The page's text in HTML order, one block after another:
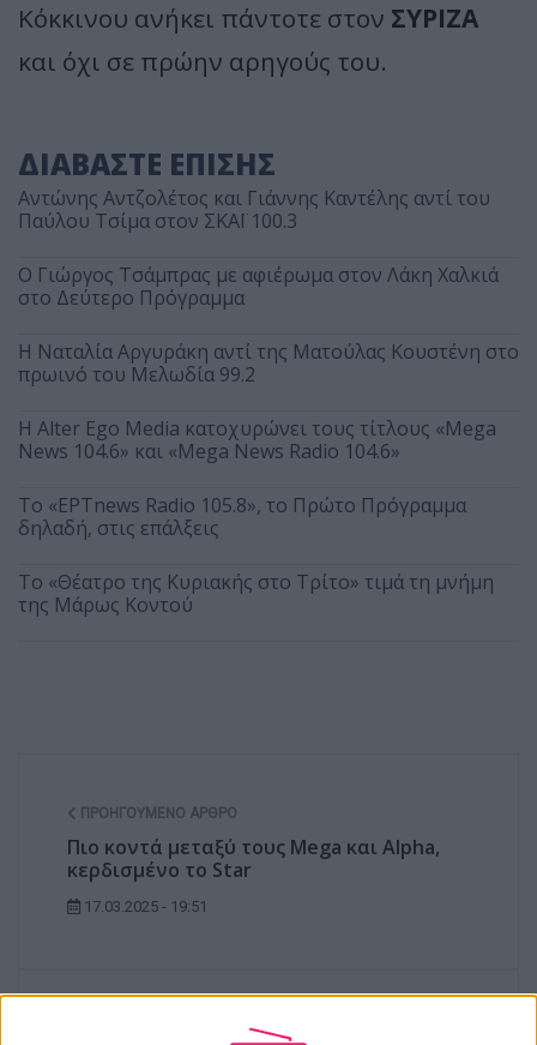
Κόκκινου ανήκει πάντοτε στον ΣΥΡΙΖΑ
και όχι σε πρώην αρηγούς του.
ΔΙΑΒΑΣΤΕ ΕΠΙΣΗΣ
Αντώνης Αντζολέτος και Γιάννης Καντέλης αντί του
Παύλου Τσίμα στον ΣΚΑΪ 100.3
O Γιώργος Τσάμπρας με αφιέρωμα στον Λάκη Χαλκιά
στο Δεύτερο Πρόγραμμα
Η Ναταλία Αργυράκη αντί της Ματούλας Κουστένη στο
πρωινό του Μελωδία 99.2
Η Alter Ego Media κατοχυρώνει τους τίτλους «Mega
News 104.6» και «Mega News Radio 104.6»
Το «ΕΡΤnews Radio 105.8», το Πρώτο Πρόγραμμα
δηλαδή, στις επάλξεις
Το «Θέατρο της Κυριακής στο Τρίτο» τιμά τη μνήμη
της Μάρως Κοντού
ΠΡΟΗΓΟΎΜΕΝΟ ΆΡΘΡΟ
Πιο κοντά μεταξύ τους Mega και Alpha,
κερδισμένο το Star
17.03.2025 - 19:51